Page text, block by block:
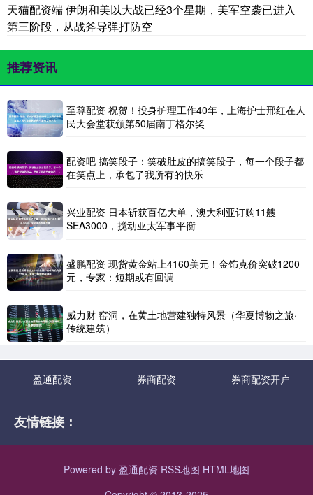
天猫配资端 伊朗和美以大战已经3个星期，美军空袭已进入
第三阶段，从战斧导弹打防空
推荐资讯
至尊配资 祝贺！投身护理工作40年，上海护士邢红在人
民大会堂获颁第50届南丁格尔奖
配资吧 搞笑段子：笑破肚皮的搞笑段子，每一个段子都
在笑点上，承包了我所有的快乐
兴业配资 日本斩获百亿大单，澳大利亚订购11艘
SEA3000，搅动亚太军事平衡
盛鹏配资 现货黄金站上4160美元！金饰克价突破1200
元，专家：短期或有回调
威力财 窑洞，在黄土地营建独特风景（华夏博物之旅·
传统建筑）
盈通配资 券商配资 券商配资开户
友情链接：
Powered by 盈通配资 RSS地图 HTML地图